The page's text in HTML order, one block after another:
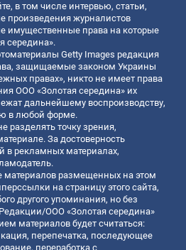
в том числе интервью, статьи,
произведения журналистов
имущественные права на которые
середина».
Getty Images редакция
защищаемые законом Украины
правах», никто не имеет права
ООО «Золотая середина» их
дальнейшему воспроизводству,
в любой форме.
разделять точку зрения,
За достоверность
рекламных материалах,
размещенных на этом
на страницу этого сайта,
другого упоминания, но без
ООО «Золотая середина»
материалов будет считаться:
перепечатка, последующее
переработка с